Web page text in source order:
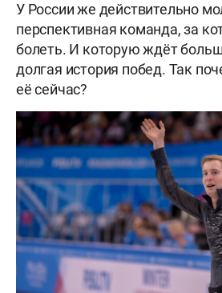
У России же действительно
перспективная команда, за
болеть. И которую ждёт
долгая история побед. Так
её сейчас?